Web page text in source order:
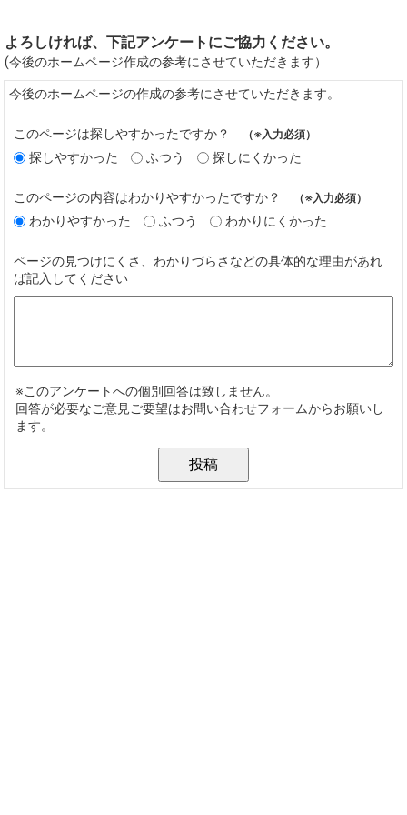
よろしければ、下記アンケートにご協力ください。
(今後のホームページ作成の参考にさせていただきます）
今後のホームページの作成の参考にさせていただきます。
このページは探しやすかったですか？ （※入力必須）
探しやすかった ふつう 探しにくかった
このページの内容はわかりやすかったですか？ （※入力必須）
わかりやすかった ふつう わかりにくかった
ページの見つけにくさ、わかりづらさなどの具体的な理由があれ
ば記入してください
※このアンケートへの個別回答は致しません。
回答が必要なご意見ご要望はお問い合わせフォームからお願いし
ます。